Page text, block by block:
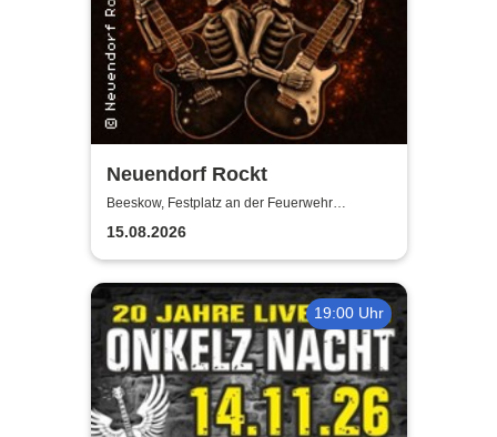
Neuendorf Rockt
Beeskow, Festplatz an der Feuerwehr
Neuendorf
15.08.2026
19:00 Uhr